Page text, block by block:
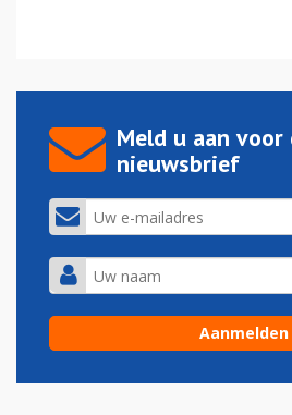
Meld u aan voor
nieuwsbrief